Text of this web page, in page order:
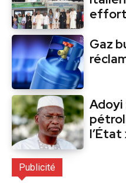
Gaz
Adoyi
l’État
Publicité